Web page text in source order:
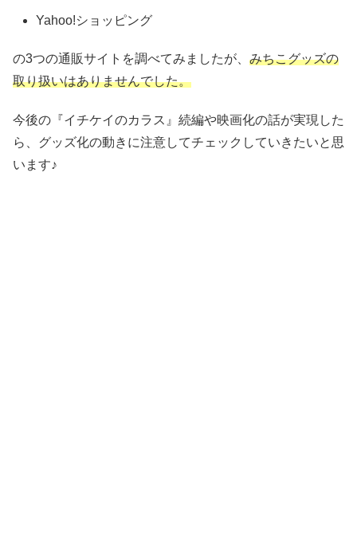
Yahoo!ショッピング
の3つの通販サイトを調べてみましたが、 みちこグッズの
取り扱いはありませんでした。
今後の『イチケイのカラス』続編や映画化の話が実現した
ら、グッズ化の動きに注意してチェックしていきたいと思
います♪